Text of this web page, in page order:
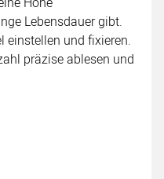
Lebensdauer gibt.
einstellen und fixieren.
präzise ablesen und